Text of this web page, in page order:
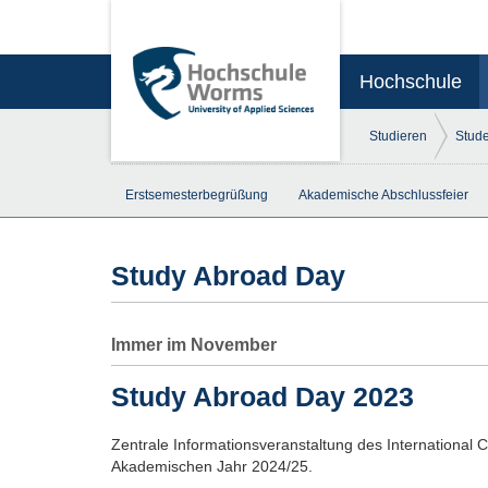
Hochschule
Studieren
Erstsemesterbegrüßung Akademische Abschlussfeier
Study Abroad Day
Immer im November
Study Abroad Day 2023
Zentrale Informationsveranstaltung des International
Akademischen Jahr 2024/25.